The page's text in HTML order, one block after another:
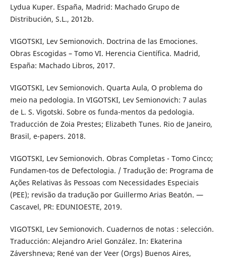
Lydua Kuper. España, Madrid: Machado Grupo de
Distribución, S.L., 2012b.
VIGOTSKI, Lev Semionovich. Doctrina de las Emociones.
Obras Escogidas – Tomo VI. Herencia Científica. Madrid,
España: Machado Libros, 2017.
VIGOTSKI, Lev Semionovich. Quarta Aula, O problema do
meio na pedologia. In VIGOTSKI, Lev Semionovich: 7 aulas
de L. S. Vigotski. Sobre os funda-mentos da pedologia.
Traducción de Zoia Prestes; Elizabeth Tunes. Rio de Janeiro,
Brasil, e-papers. 2018.
VIGOTSKI, Lev Semionovich. Obras Completas - Tomo Cinco;
Fundamen-tos de Defectologia. / Tradução de: Programa de
Ações Relativas âs Pessoas com Necessidades Especiais
(PEE); revisão da tradução por Guillermo Arias Beatón. —
Cascavel, PR: EDUNIOESTE, 2019.
VIGOTSKI, Lev Semionovich. Cuadernos de notas : selección.
Traducción: Alejandro Ariel González. In: Ekaterina
Závershneva; René van der Veer (Orgs) Buenos Aires,